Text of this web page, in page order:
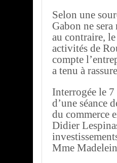
Selon une
Gabon ne
au contraire,
activités de
compte
a tenu à
Interrogée le
d’une séance
du commerce
Didier
Mme